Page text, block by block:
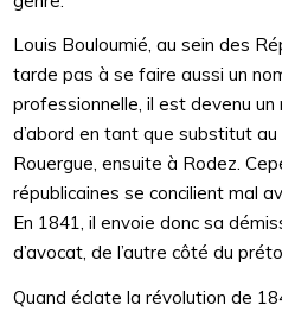
Louis Bouloumié, au sein des
tarde pas à se faire aussi un
professionnelle, il est devenu
d’abord en tant que substitut
Rouergue, ensuite à Rodez.
républicaines se concilient mal
En 1841, il envoie donc sa
d’avocat, de l’autre côté du
Quand éclate la révolution de